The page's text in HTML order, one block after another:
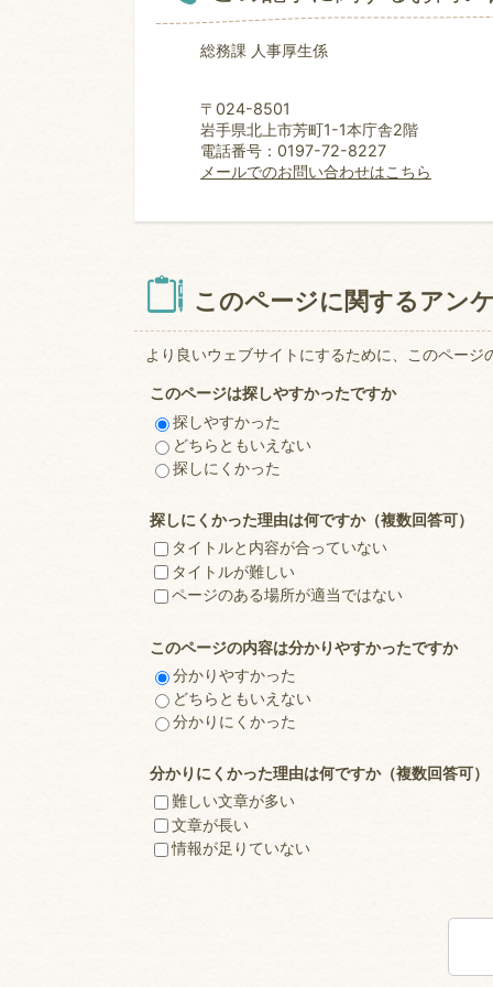
総務課 人事厚生係
〒024-8501
岩手県北上市芳町1-1本庁舎2階
電話番号：0197-72-8227
メールでのお問い合わせはこちら
このページに関するアン
より良いウェブサイトにするために、このペー
このページは探しやすかったですか
探しやすかった
どちらともいえない
探しにくかった
探しにくかった理由は何ですか（複数回答可）
タイトルと内容が合っていない
タイトルが難しい
ページのある場所が適当ではない
このページの内容は分かりやすかったですか
分かりやすかった
どちらともいえない
分かりにくかった
分かりにくかった理由は何ですか（複数回答可）
難しい文章が多い
文章が長い
情報が足りていない